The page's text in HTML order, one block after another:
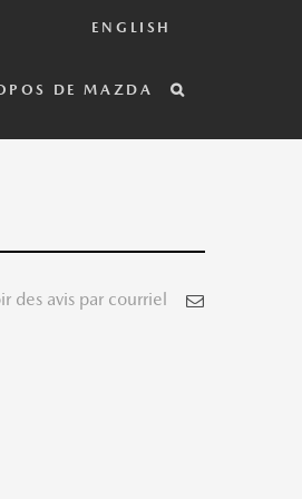
ENGLISH
DE MAZDA
des avis par courriel